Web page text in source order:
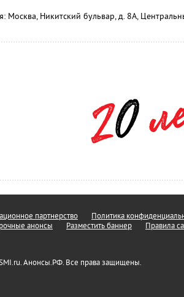
Москва, Никитский бульвар, д. 8А,
партнерство
Политика
анонсы Разместить баннер Правила
Анонсы.РФ. Все права защищены.